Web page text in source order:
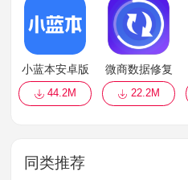
小蓝本安卓版
44.2M
微商数据修复
22.2M
同类推荐